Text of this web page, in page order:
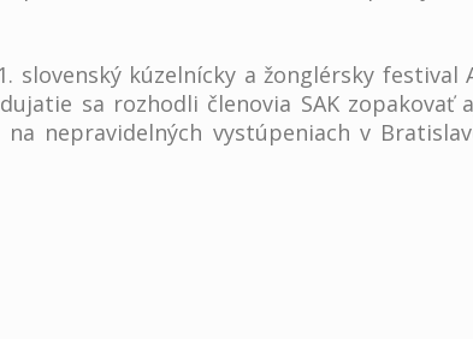
kúzelnícky a žonglérsky festival
sa rozhodli členovia SAK zopakovať
nepravidelných vystúpeniach v